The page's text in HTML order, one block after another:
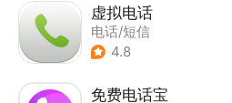
虚拟电话
电话/短信
4.8
免费电话宝